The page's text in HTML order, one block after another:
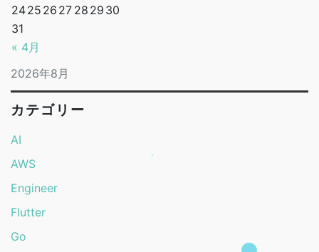
2026年8月
« 4月
2425 26 27 28 29 30
31
カテゴリー
AI
AWS
Engineer
Flutter
Go